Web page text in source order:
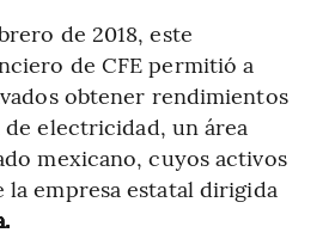
de 2018, este
de CFE permitió a
obtener rendimientos
electricidad, un área
mexicano, cuyos activos
la empresa estatal dirigida